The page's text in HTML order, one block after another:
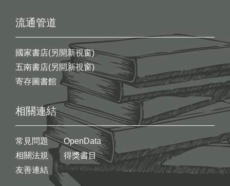
流通管道
國家書店(另開新視窗)
五南書店(另開新視窗)
寄存圖書館
相關連結
常見問題
相關法規
友善連結
OpenData
得獎書目